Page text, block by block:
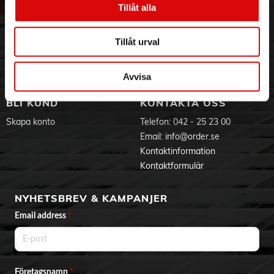
Tillåt alla
Tillåt urval
Avvisa
Visselblåsning
Aktuellt på Order
Ansökan om RMA
Godsefterlysning & Felleverans
Integritetspolicy
Om cookies
BLI KUND
Skapa konto
KONTAKTA OSS
Telefon: 042 - 25 23 00
Email: info@order.se
Kontaktinformation
Kontaktformulär
NYHETSBREV & KAMPANJER
Email address *
Företagsnamn *